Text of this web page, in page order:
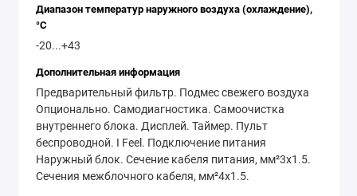
Мощные режимы работы:Мощность
обогрева - 3.90 кВт, что позволяет легко
поддерживать комфортную температуру
даже при экстремальных условиях - от
-20°C до +43°C на улице.
Wi-Fi управление:Встроенный Wi-Fi
модуль позволяет управлять
Диапазон температур наружного воздуха (охлаждение),
°C
-20...+43
Дополнительная информация
Предварительный фильтр. Подмес свежего воздуха
Опционально. Самодиагностика. Самоочистка
внутреннего блока. Дисплей. Таймер. Пульт
беспроводной. I Feel. Подключение питания
Наружный блок. Сечение кабеля питания, мм²3x1.5.
Сечения межблочного кабеля, мм²4x1.5.